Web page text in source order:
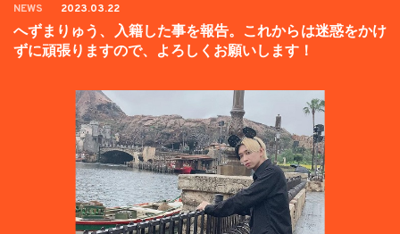
NEWS 2023.03.22
へずまりゅう、入籍した事を報告。これからは迷惑をかけ
ずに頑張りますので、よろしくお願いします！